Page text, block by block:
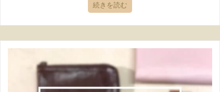
続きを読む